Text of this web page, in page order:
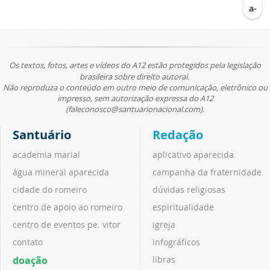
Os textos, fotos, artes e vídeos do A12 estão protegidos pela legislação
brasileira sobre direito autoral.
Não reproduza o conteúdo em outro meio de comunicação, eletrônico ou
impresso, sem autorização expressa do A12
(faleconosco@santuarionacional.com).
Santuário
academia marial
água mineral aparecida
cidade do romeiro
centro de apoio ao romeiro
centro de eventos pe. vitor
contato
doação
Redação
aplicativo aparecida
campanha da fraternidade
dúvidas religiosas
espiritualidade
igreja
infográficos
libras